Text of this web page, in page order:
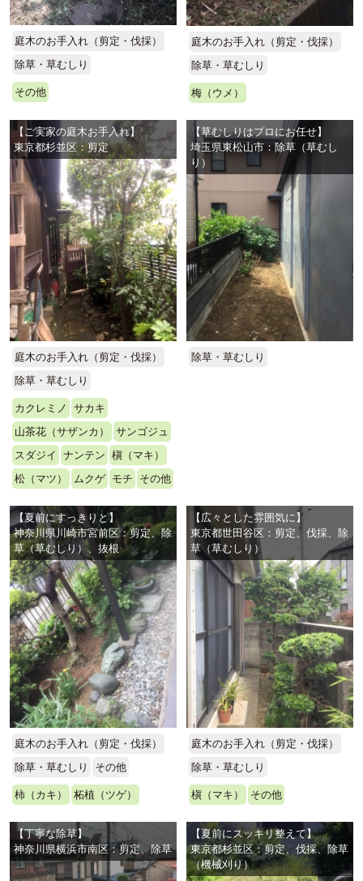
庭木のお手入れ（剪定・伐採）
除草・草むしり
その他
庭木のお手入れ（剪定・伐採）
除草・草むしり
梅（ウメ）
【ご実家の庭木お手入れ】
東京都杉並区：剪定
庭木のお手入れ（剪定・伐採）
除草・草むしり
カクレミノ
サカキ
山茶花（サザンカ）
サンゴジュ
スダジイ
ナンテン 槇（マキ）
松（マツ）
ムクゲ モチ その他
【草むしりはプロにお任せ】
埼玉県東松山市：除草（草むし
り）
除草・草むしり
【夏前にすっきりと】
神奈川県川崎市宮前区：剪定、除
草（草むしり）、抜根
庭木のお手入れ（剪定・伐採）
除草・草むしり
その他
柿（カキ） 柘植（ツゲ）
【広々とした雰囲気に】
東京都世田谷区：剪定、伐採、除
草（草むしり）
庭木のお手入れ（剪定・伐採）
除草・草むしり
槇（マキ） その他
【丁寧な除草】
神奈川県横浜市南区：剪定、除草
【夏前にスッキリ整えて】
東京都杉並区：剪定、伐採、除草
（機械刈り）